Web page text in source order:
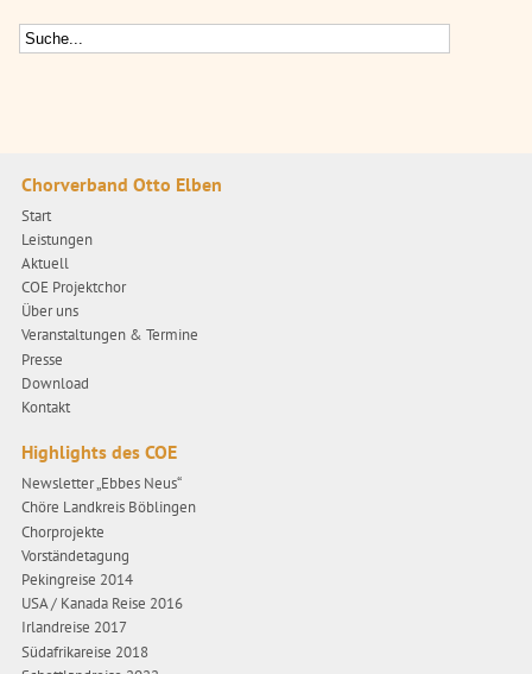
Chorverband Otto Elben
Start
Leistungen
Aktuell
COE Projektchor
Über uns
Veranstaltungen & Termine
Presse
Download
Kontakt
Highlights des COE
Newsletter „Ebbes Neus“
Chöre Landkreis Böblingen
Chorprojekte
Vorständetagung
Pekingreise 2014
USA / Kanada Reise 2016
Irlandreise 2017
Südafrikareise 2018